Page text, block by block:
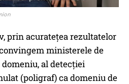
prin acuratețea rezultatelor
ministerele de
al detecției
(poligraf) ca domeniu de